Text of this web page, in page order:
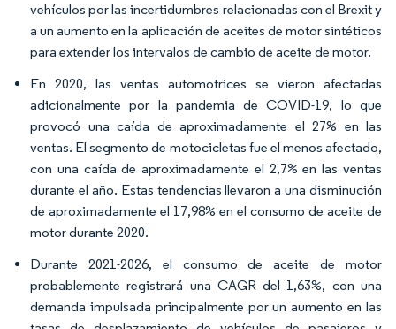
vehículos por las incertidumbres relacionadas con el Brexit y
a un aumento en la aplicación de aceites de motor sintéticos
para extender los intervalos de cambio de aceite de motor.
En 2020, las ventas automotrices se vieron afectadas
adicionalmente por la pandemia de COVID-19, lo que
provocó una caída de aproximadamente el 27% en las
ventas. El segmento de motocicletas fue el menos afectado,
con una caída de aproximadamente el 2,7% en las ventas
durante el año. Estas tendencias llevaron a una disminución
de aproximadamente el 17,98% en el consumo de aceite de
motor durante 2020.
Durante 2021-2026, el consumo de aceite de motor
probablemente registrará una CAGR del 1,63%, con una
demanda impulsada principalmente por un aumento en las